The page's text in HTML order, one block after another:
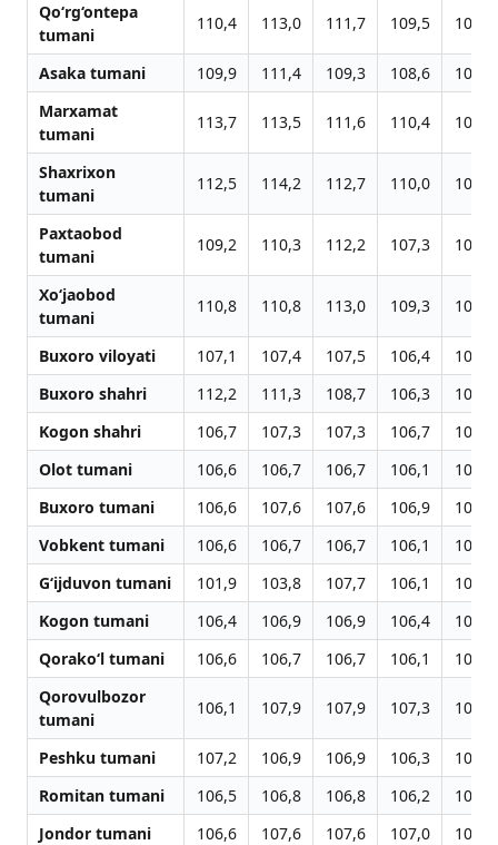
Qo‘rg‘ontepa
tumani
110,4 113,0 111,7 109,5 106,3
Asaka tumani 109,9 111,4 109,3 108,6
108,1
Marxamat
tumani
113,7 113,5 111,6 110,4 107,4
Shaxrixon
tumani
112,5 114,2 112,7 110,0 105,4
Paxtaobod
tumani
109,2 110,3 112,2 107,3 108,2
Xo‘jaobod
tumani
110,8 110,8 113,0 109,3 109,3
Buxoro viloyati 107,1 107,4 107,5 106,4
102,4
Buxoro shahri
112,2 111,3 108,7 106,3
101,5
Kogon shahri
106,7 107,3 107,3 106,7
102,4
Olot tumani
106,6 106,7 106,7 106,1
102,4
Buxoro tumani
106,6 107,6 107,6 106,9
103,3
Vobkent tumani
106,6 106,7 106,7 106,1
102,2
G‘ijduvon tumani
101,9 103,8 107,7 106,1
102,5
Kogon tumani
106,4 106,9 106,9 106,4
103,0
Qorako‘l tumani
106,6 106,7 106,7 106,1
102,4
Qorovulbozor
tumani
106,1 107,9 107,9 107,3 103,3
Peshku tumani 107,2 106,9 106,9 106,3
102,4
Romitan tumani
106,5 106,8 106,8 106,2
102,6
Jondor tumani
106,6 107,6 107,6 107,0
103,1